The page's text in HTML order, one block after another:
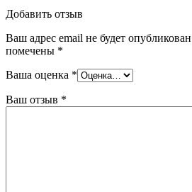
Добавить отзыв
Ваш адрес email не будет
помечены *
Ваша оценка *
Ваш отзыв *